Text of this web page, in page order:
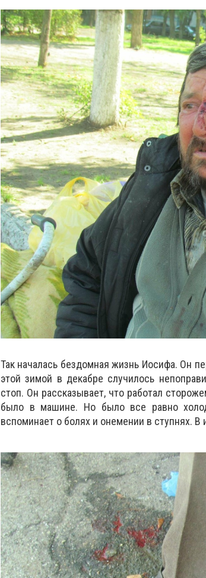
Так началась бездомная жизнь Иосифа. Он
этой зимой в декабре случилось
стоп. Он рассказывает, что работал
было в машине. Но было все равно
вспоминает о болях и онемении в ступнях.